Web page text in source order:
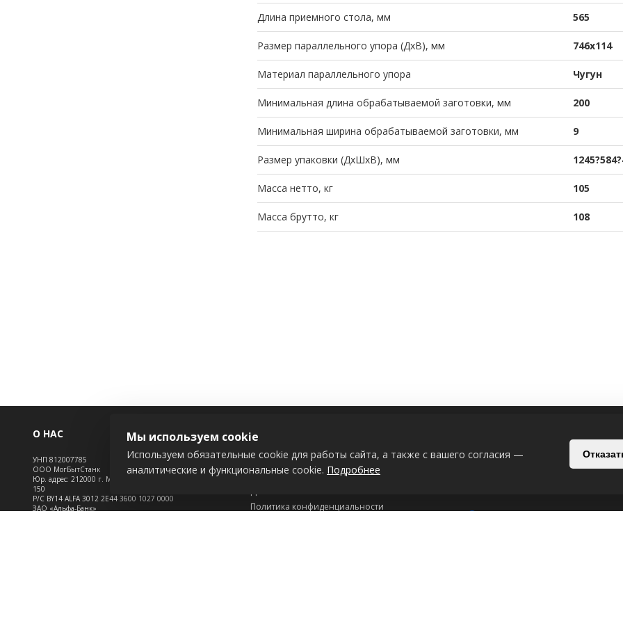
Длина приемного стола, мм 565
Размер параллельного упора (ДхВ), мм 746х114
Материал параллельного упора Чугун
Минимальная длина обрабатываемой заготовки, мм 200
Минимальная ширина обрабатываемой заготовки, мм 9
Размер упаковки (ДхШхВ), мм
Масса нетто, кг 105
Масса брутто, кг 108
О НАС
УНП 812007785
ООО МогБытСтанк
Юр. адрес: 212000 г. Могилев, Славгородское шоссе,
150
Р/С BY14 ALFA 3012 2Е44 3600 1027 0000
ЗАО «Альфа-Банк»
ИНФОРМАЦИЯ
Новости
Контакты
Политика конфиденциальности
Беларусь, Могилёв, Славгородский
Мы используем cookie
Используем обязательные cookie для работы сайта, а также с вашего согласия —
аналитические и функциональные cookie. Подробнее